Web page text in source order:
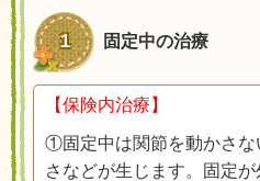
1 固定中の治療
【保険内治療】
①固定中は関節を動かさな
さなどが生じます。固定が